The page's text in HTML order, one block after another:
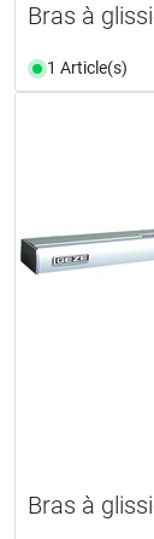
Bras à
1 Article(s)
Bras à